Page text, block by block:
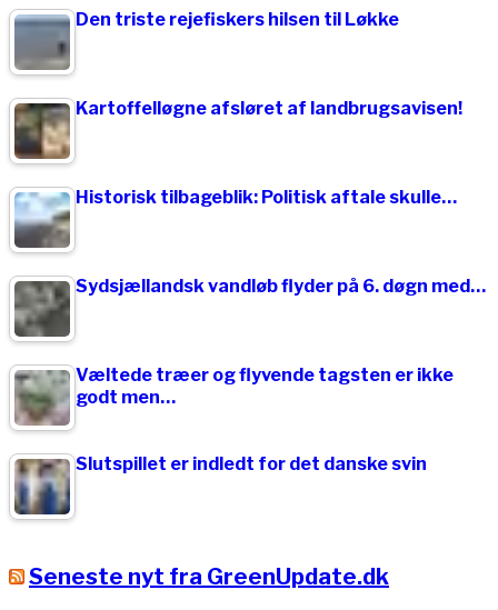
Den triste rejefiskers hilsen til Løkke
Kartoffelløgne afsløret af landbrugsavisen!
Historisk tilbageblik: Politisk aftale skulle…
Sydsjællandsk vandløb flyder på 6. døgn med…
Væltede træer og flyvende tagsten er ikke
godt men…
Slutspillet er indledt for det danske svin
Seneste nyt fra GreenUpdate.dk